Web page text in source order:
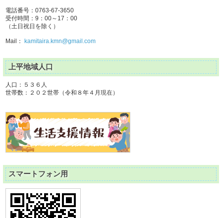
電話番号：0763-67-3650
受付時間：9：00～17：00
（土日祝日を除く）
Mail： kamitaira.kmn@gmail.com
上平地域人口
人口：５３６人
世帯数：２０２世帯（令和８年４月現在）
スマートフォン用